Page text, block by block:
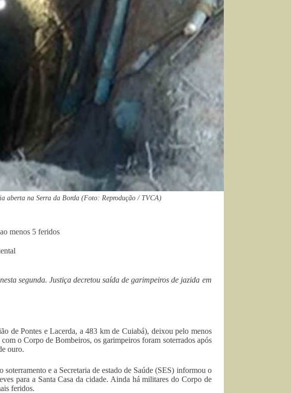
aberta na Serra da Borda (Foto: Reprodução / TVCA)
menos 5 feridos
segunda. Justiça decretou saída de garimpeiros de jazida em
de Pontes e Lacerda, a 483 km de Cuiabá), deixou pelo menos
o Corpo de Bombeiros, os garimpeiros foram soterrados após
ouro.
soterramento e a Secretaria de estado de Saúde (SES) informou o
para a Santa Casa da cidade. Ainda há militares do Corpo de
feridos.